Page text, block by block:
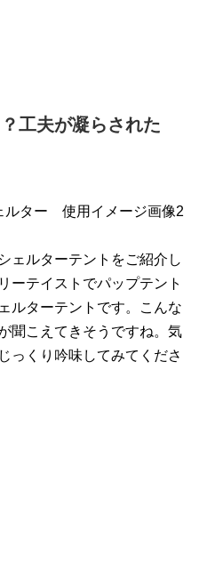
工夫が凝らされた
ルターテントをご紹介し
ーテイストでパップテント
ルターテントです。こんな
こえてきそうですね。気
っくり吟味してみてくださ